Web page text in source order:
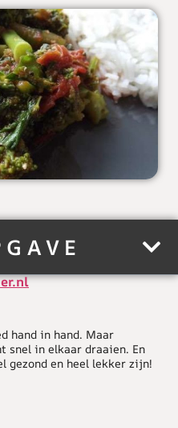
hand in hand. Maar
snel in elkaar draaien. En
gezond en heel lekker zijn!